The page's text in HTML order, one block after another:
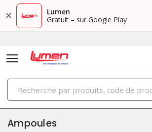
Lumen
Gratuit – sur Google Play
PRODUITS
éclairage
Ampoules